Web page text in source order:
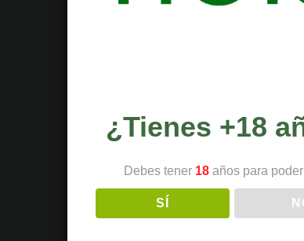
¿Tienes +18
Debes tener 18años para poder
SÍ